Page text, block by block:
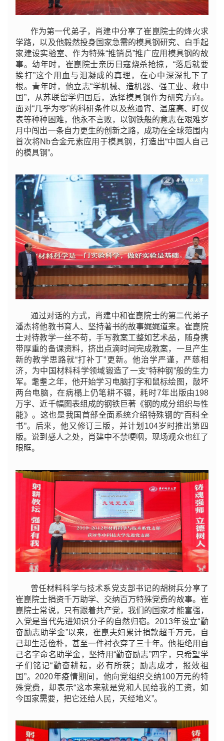
作为第一代弟子，肖建中分享了崔崑院士的烽火求
学路，以及他毅然投身国家急需的模具钢研究、白手起
家建设实验室、作为特殊“推销员”推广应用模具钢的故
事。幼年时，崔崑院士亲历日寇烧杀抢掠，“落后就要
挨打”这个用血与泪凝成的真理，在心中深深扎下了
根。青年时，他立志“学机械、造机器、强工业、救中
国”，从苏联留学归国后，选择模具钢作为研究方向。
面对“几乎为零”的科研条件以及熬通宵、温度高、盯仪
表等种种困难，他永不言败，以钢铁般的意志在艰难岁
月中闯出一条自力更生的创新之路，成功在全球范围内
首次将Nb合金元素应用于模具钢，打造出“中国人自己
的模具钢”。
通过对话的方式，肖建中和崔崑院士的第二代弟子
潘杰将他教书育人、坚持著书的故事娓娓道来。崔崑院
士对待教学一丝不苟，手写教案工整如艺术品，随身携
带厚重的备课资料，挤出点滴时间完成教案，一旦产生
新的教学思路就“打补丁”更新。他治学严谨，严慈相
济，为中国材料科学领域锻造了一支“特种钢”般的生力
军。耄耋之年，他开始学习电脑打字和鼠标绘图，敲坏
两台电脑，在病榻上仍笔耕不辍，耗时7年出版由198
万字、近千幅图表组成的钢铁巨著《钢的成分组织与性
能》。这也是我国首部全面系统介绍特殊钢的“百科全
书”。后来，他又修订三版，并计划104岁时推出第四
版。说到感人之处，肖建中不禁哽咽，现场观众也红了
眼眶。
曾任材料科学与技术系党支部书记的胡树兵分享了
崔崑院士捐资千万助学、交纳百万特殊党费的故事。崔
崑院士常说，只有跟着共产党，我们的国家才能富强，
入党是当代先进知识分子的自然归宿。2013年设立“勤
奋励志助学金”以来，崔崑夫妇累计捐款超千万元，自
己却生活俭朴，甚至一件衬衣穿了三十年。他拒绝用自
己名字命名助学金，坚持用“勤奋励志”四字，只希望学
子们铭记“勤奋耕耘，必有所获；励志成才，报效祖
国”。2020年疫情期间，他向党组织交纳100万元的特
殊党费，却表示“这本来就是党和人民给我的工资，如
今国家需要，把它还给人民，天经地义”。